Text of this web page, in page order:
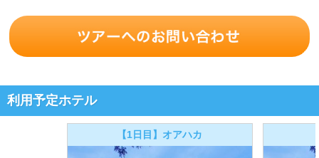
利用予定ホテル
【1日目】オアハカ